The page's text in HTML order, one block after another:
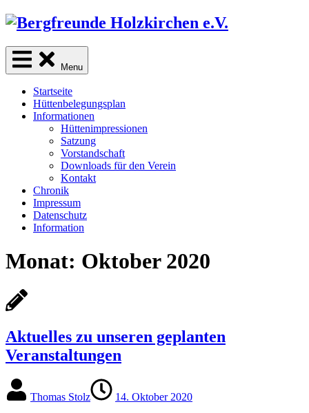
Skip
content
sind Freunde der Natur
Menu
Startseite
Hüttenbelegungsplan
Informationen
Hüttenimpressionen
Satzung
Vorstandschaft
Downloads für den Verein
Kontakt
Chronik
Impressum
Datenschutz
Information
Monat: Oktober 2020
Aktuelles zu unseren geplanten
Veranstaltungen
Thomas Stolz
14. Oktober 2020